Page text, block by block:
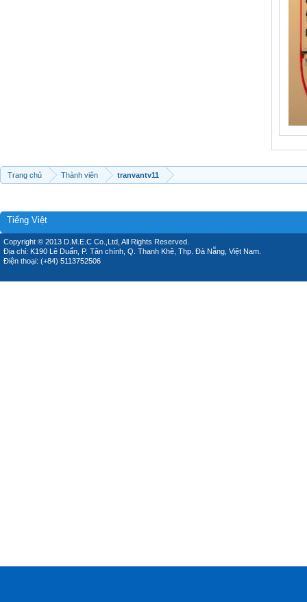
Trang chủ Thành viên tranvantv11
Tiếng Việt
Copyright © 2013 D.M.E.C Co.,Ltd, All Rights Reserved.
Địa chỉ: K190 Lê Duẩn, P. Tân chính, Q. Thanh Khê, Thp. Đà Nẵng, Việt Nam.
Điện thoại: (+84) 5113752506